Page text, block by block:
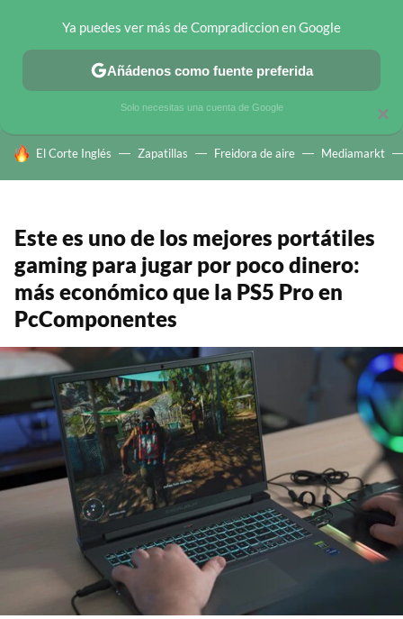
CHOLLOS TELEGRAM OFERTAS EN MÓVILES OFERTAS EN
HOY SE HABLA DE
El Corte Inglés Zapatillas Freidora de aire Mediamarkt
Este es uno de los mejores portátiles
gaming para jugar por poco dinero:
más económico que la PS5 Pro en
PcComponentes
×
Ya puedes ver más de Compradiccion en Google
Añádenos como fuente preferida
Solo necesitas una cuenta de Google